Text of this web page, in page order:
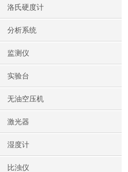
洛氏硬度计
分析系统
监测仪
实验台
无油空压机
激光器
湿度计
比浊仪